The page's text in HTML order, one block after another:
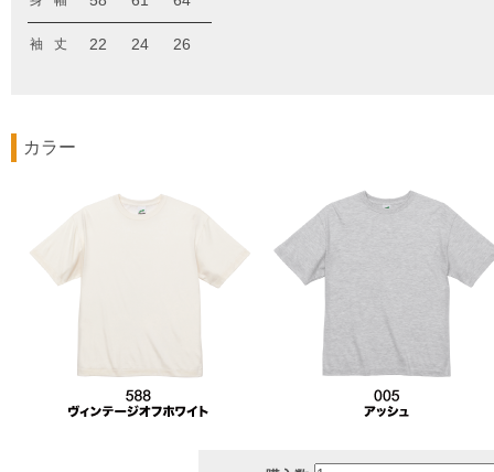
袖 丈 22 24 26
カラー